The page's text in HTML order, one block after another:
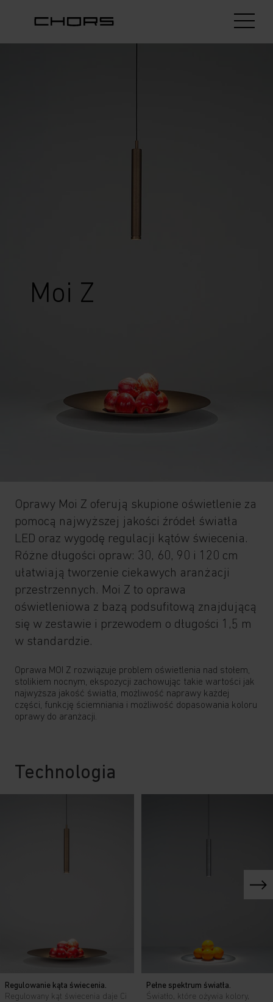
Moi Z
Oprawy Moi Z oferują skupione oświetlenie za
pomocą najwyższej jakości źródeł światła
LED oraz wygodę regulacji kątów świecenia.
Różne długości opraw: 30, 60, 90 i 120 cm
ułatwiają tworzenie ciekawych aranżacji
przestrzennych. Moi Z to oprawa
oświetleniowa z bazą podsufitową znajdującą
się w zestawie i przewodem o długości 1,5 m
w standardzie.
Oprawa MOI Z rozwiązuje problem oświetlenia nad stołem,
stolikiem nocnym, ekspozycji zachowując takie wartości jak
najwyższa jakość światła, możliwość naprawy każdej
części, funkcję ściemniania i możliwość dopasowania koloru
oprawy do aranżacji.
Technologia
Regulowanie kąta świecenia.
Regulowany kąt świecenia daje Ci
Pełne spektrum światła.
Światło, które ożywia kolory,